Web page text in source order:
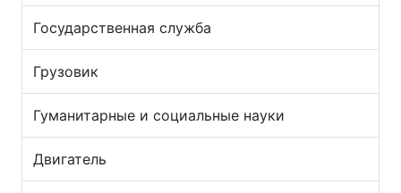
Государственная служба
Грузовик
Гуманитарные и социальные науки
Двигатель